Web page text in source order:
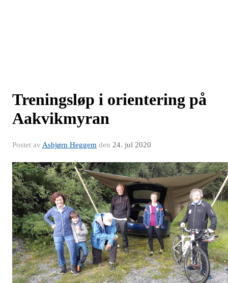
Treningsløp i orientering på
Aakvikmyran
Postet av Asbjørn Heggem den 24. jul 2020